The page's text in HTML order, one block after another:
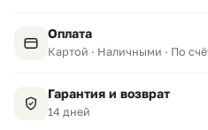
Оплата
Картой · Наличными · По
Гарантия и возврат
14 дней